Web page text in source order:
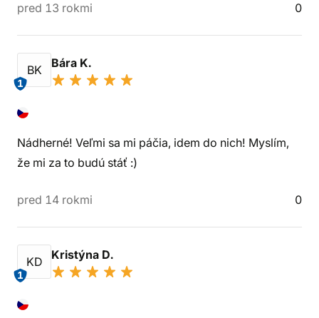
pred 13 rokmi 0
BK
1
Bára K.
Nádherné! Veľmi sa mi páčia, idem do nich! Myslím,
že mi za to budú stáť :)
pred 14 rokmi 0
KD
1
Kristýna D.